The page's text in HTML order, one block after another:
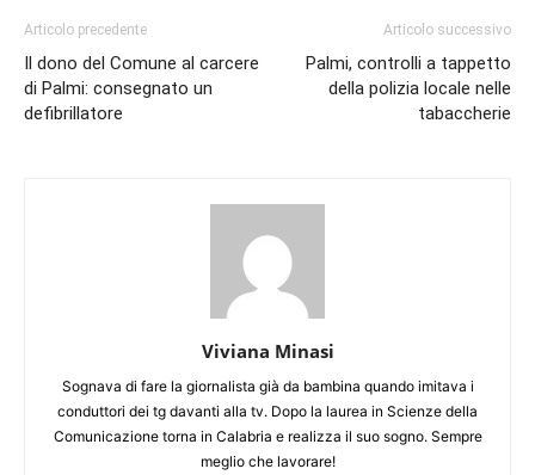
Articolo precedente
Il dono del Comune al carcere
di Palmi: consegnato un
defibrillatore
Articolo successivo
Palmi, controlli a tappetto
della polizia locale nelle
tabaccherie
Viviana Minasi
Sognava di fare la giornalista già da bambina quando imitava i
conduttori dei tg davanti alla tv. Dopo la laurea in Scienze della
Comunicazione torna in Calabria e realizza il suo sogno. Sempre
meglio che lavorare!